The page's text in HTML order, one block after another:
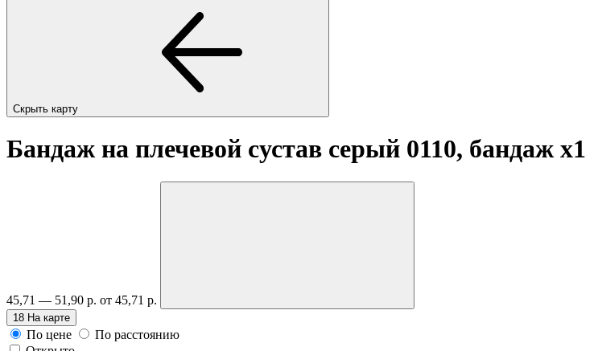
Скрыть карту
Бандаж на плечевой сустав серый 0110, бандажx1
45,71 — 51,90 р. от 45,71 р.
18 На карте
По цене
По расстоянию